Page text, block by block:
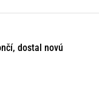
dostal novú